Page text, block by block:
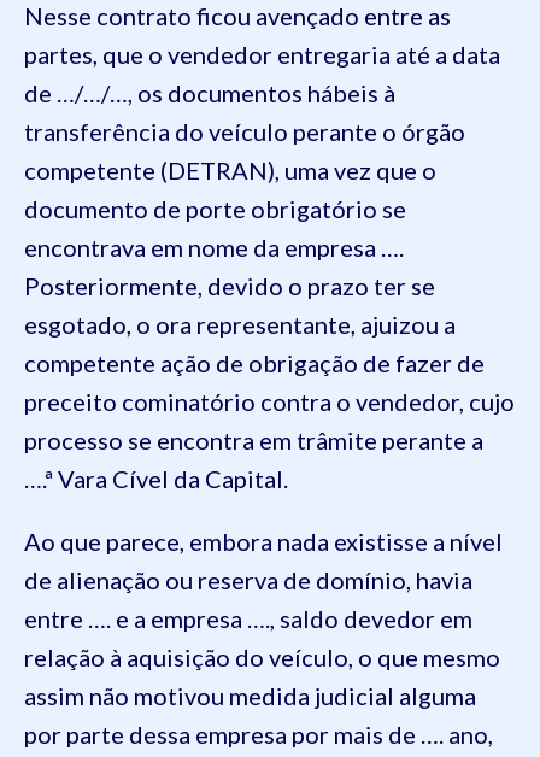
Nesse contrato ficou avençado entre as
partes, que o vendedor entregaria até a data
de …/…/…, os documentos hábeis à
transferência do veículo perante o órgão
competente (DETRAN), uma vez que o
documento de porte obrigatório se
encontrava em nome da empresa ….
Posteriormente, devido o prazo ter se
esgotado, o ora representante, ajuizou a
competente ação de obrigação de fazer de
preceito cominatório contra o vendedor, cujo
processo se encontra em trâmite perante a
….ª Vara Cível da Capital.
Ao que parece, embora nada existisse a nível
de alienação ou reserva de domínio, havia
entre …. e a empresa …., saldo devedor em
relação à aquisição do veículo, o que mesmo
assim não motivou medida judicial alguma
por parte dessa empresa por mais de …. ano,